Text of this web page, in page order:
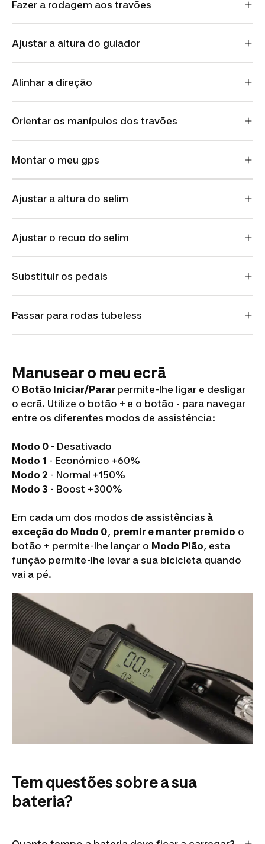
Fazer a rodagem aos travões
Ajustar a altura do guiador
Alinhar a direção
Orientar os manípulos dos travões
Montar o meu gps
Ajustar a altura do selim
Ajustar o recuo do selim
Substituir os pedais
Passar para rodas tubeless
Manusear o meu ecrã
O Botão Iniciar/Parar permite-lhe ligar e desligar
o ecrã. Utilize o botão + e o botão - para navegar
entre os diferentes modos de assistência:
Modo 0 - Desativado
Modo 1 - Económico +60%
Modo 2 - Normal +150%
Modo 3 - Boost +300%
Em cada um dos modos de assistências à
exceção do Modo 0, premir e manter premido o
botão + permite-lhe lançar o Modo Pião, esta
função permite-lhe levar a sua bicicleta quando
vai a pé.
Tem questões sobre a sua
bateria?